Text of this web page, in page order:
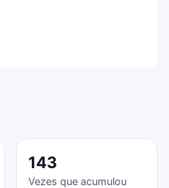
143
Vezes que acumulou